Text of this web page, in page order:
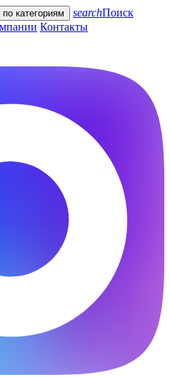
по категориям searchПоиск
Контакты